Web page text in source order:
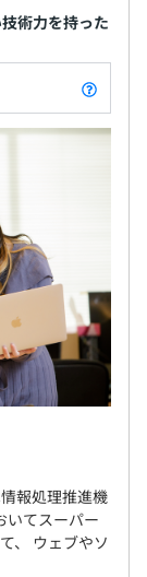
術力を持った
報処理推進機
いてスーパー
、 ウェブやソ